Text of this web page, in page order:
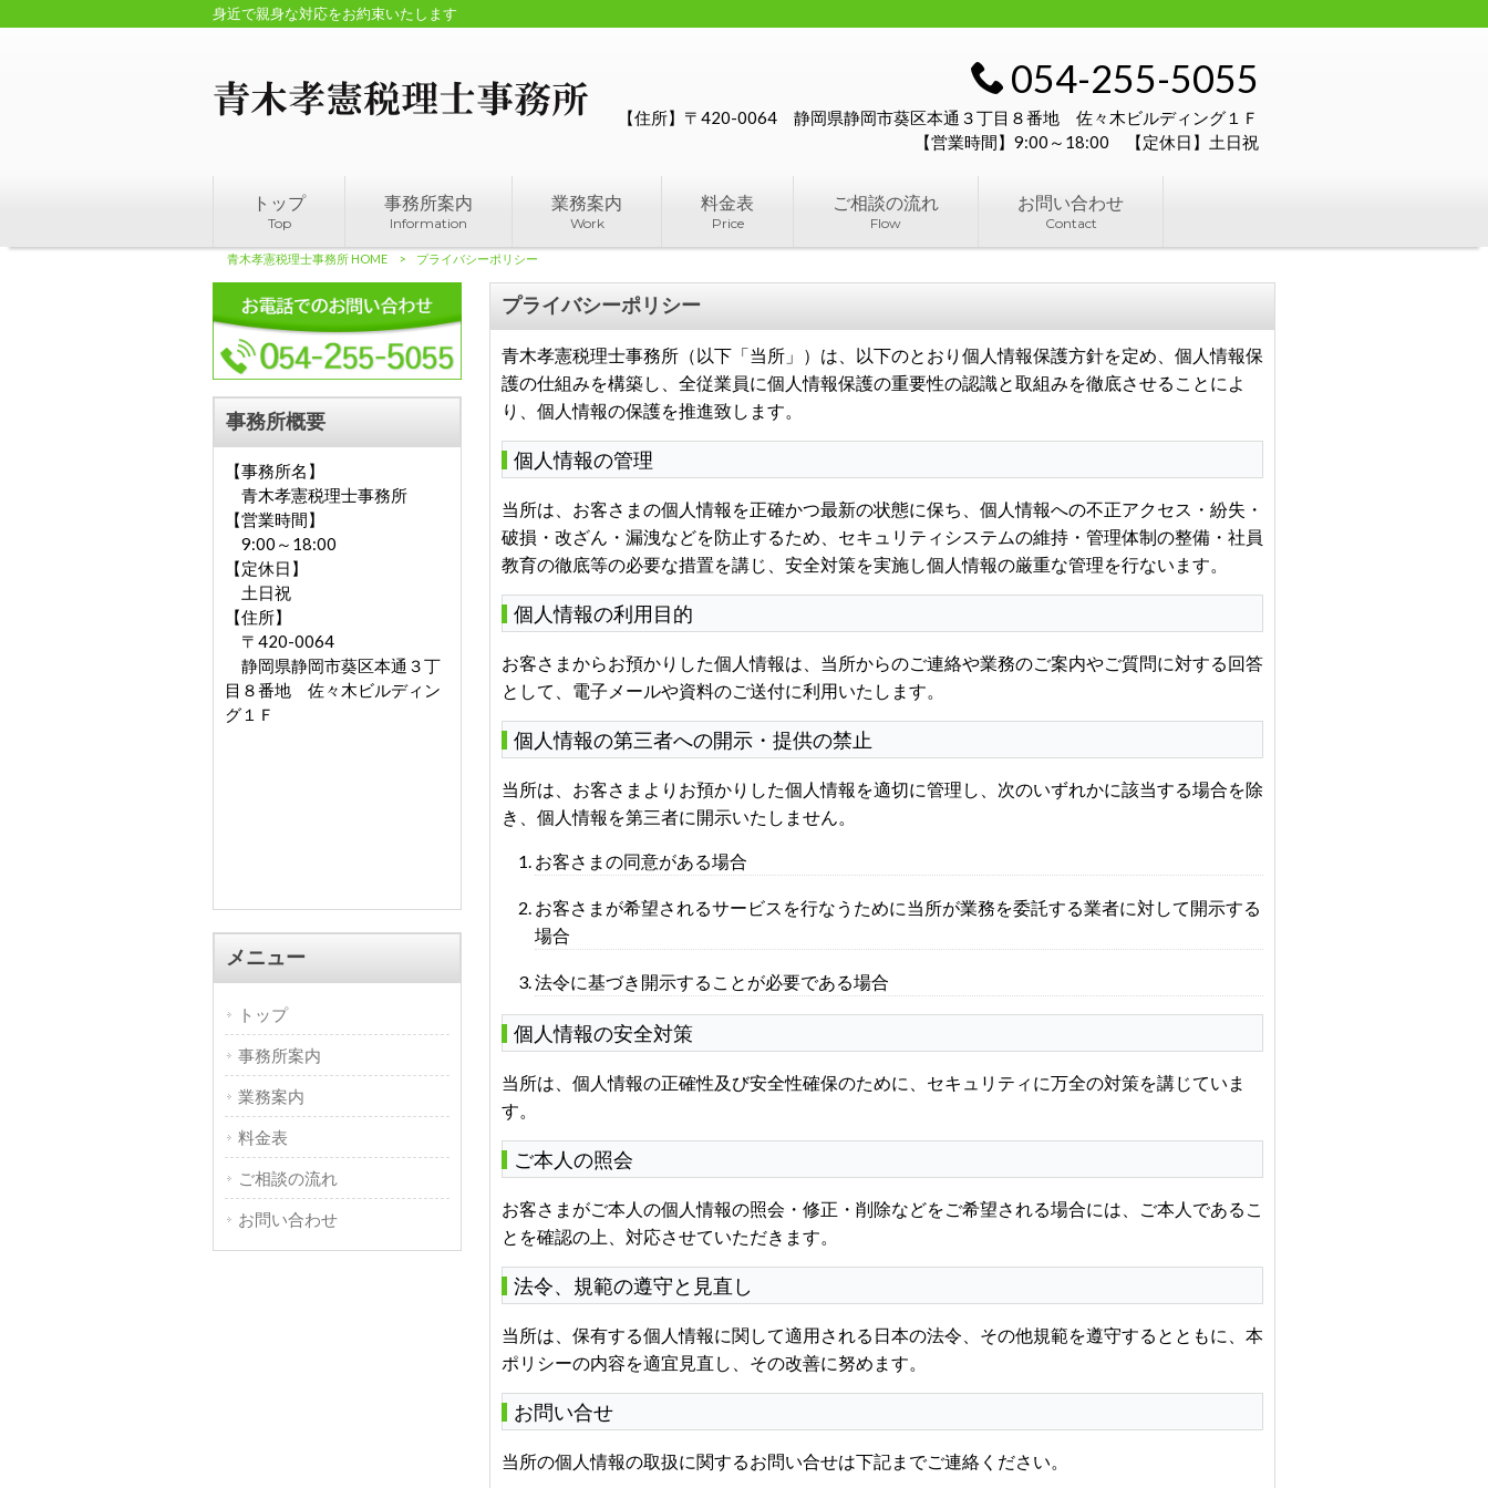
身近で親身な対応をお約束いたします
054-255-5055
【住所】〒420-0064 静岡県静岡市葵区本通３丁目８番地 佐々木ビルディング１Ｆ
【営業時間】9:00～18:00 【定休日】土日祝
トップ
Top
事務所案内
Information
業務案内
Work
料金表
Price
ご相談の流れ
Flow
お問い合わせ
Contact
青木孝憲税理士事務所 HOME > プライバシーポリシー
プライバシーポリシー
青木孝憲税理士事務所（以下「当所」）は、以下のとおり個人情報保護方針を定め、個人情報保
護の仕組みを構築し、全従業員に個人情報保護の重要性の認識と取組みを徹底させることによ
り、個人情報の保護を推進致します。
個人情報の管理
当所は、お客さまの個人情報を正確かつ最新の状態に保ち、個人情報への不正アクセス・紛失・
破損・改ざん・漏洩などを防止するため、セキュリティシステムの維持・管理体制の整備・社員
教育の徹底等の必要な措置を講じ、安全対策を実施し個人情報の厳重な管理を行ないます。
個人情報の利用目的
お客さまからお預かりした個人情報は、当所からのご連絡や業務のご案内やご質問に対する回答
として、電子メールや資料のご送付に利用いたします。
個人情報の第三者への開示・提供の禁止
当所は、お客さまよりお預かりした個人情報を適切に管理し、次のいずれかに該当する場合を除
き、個人情報を第三者に開示いたしません。
お客さまの同意がある場合
お客さまが希望されるサービスを行なうために当所が業務を委託する業者に対して開示する
場合
法令に基づき開示することが必要である場合
個人情報の安全対策
当所は、個人情報の正確性及び安全性確保のために、セキュリティに万全の対策を講じていま
す。
ご本人の照会
お客さまがご本人の個人情報の照会・修正・削除などをご希望される場合には、ご本人であるこ
とを確認の上、対応させていただきます。
法令、規範の遵守と見直し
当所は、保有する個人情報に関して適用される日本の法令、その他規範を遵守するとともに、本
ポリシーの内容を適宜見直し、その改善に努めます。
お問い合せ
当所の個人情報の取扱に関するお問い合せは下記までご連絡ください。
事務所概要
【事務所名】
青木孝憲税理士事務所
【営業時間】
9:00～18:00
【定休日】
土日祝
【住所】
〒420-0064
静岡県静岡市葵区本通３丁
目８番地 佐々木ビルディン
グ１Ｆ
メニュー
トップ
事務所案内
業務案内
料金表
ご相談の流れ
お問い合わせ